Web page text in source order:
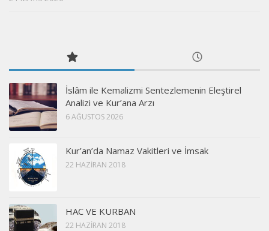
İslâm ile Kemalizmi Sentezlemenin Eleştirel
Analizi ve Kur’ana Arzı
6 AĞUSTOS 2026
Kur’an’da Namaz Vakitleri ve İmsak
22 HAZIRAN 2018
HAC VE KURBAN
22 HAZIRAN 2018